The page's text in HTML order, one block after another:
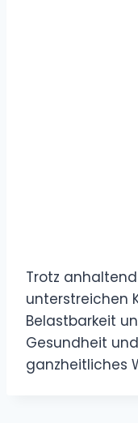
Trotz
unterstreichen
Belastbarkeit
Gesundheit
ganzheitliches